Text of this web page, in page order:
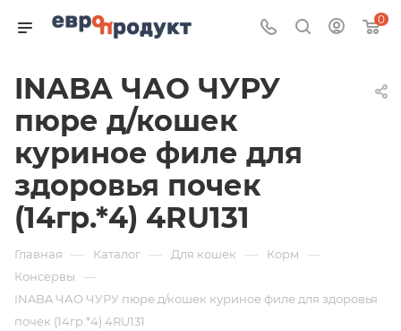
0
INABA ЧАО ЧУРУ
пюре д/кошек
куриное филе для
здоровья почек
(14гр.*4) 4RU131
Главная — Каталог — Для кошек — Корм —
Консервы —
INABA ЧАО ЧУРУ пюре д/кошек куриное филе для здоровья
почек (14гр.*4) 4RU131